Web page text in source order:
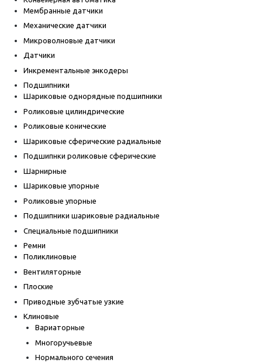
Мембранные датчики
Механические датчики
Микроволновые датчики
Датчики
Инкрементальные энкодеры
Подшипники
Шариковые однорядные подшипники
Роликовые цилиндрические
Роликовые конические
Шариковые сферические радиальные
Подшипнки роликовые сферические
Шарнирные
Шариковые упорные
Роликовые упорные
Подшипники шариковые радиальные
Специальные подшипники
Ремни
Поликлиновые
Вентиляторные
Плоские
Приводные зубчатые узкие
Клиновые
Вариаторные
Многоручьевые
Нормального сечения